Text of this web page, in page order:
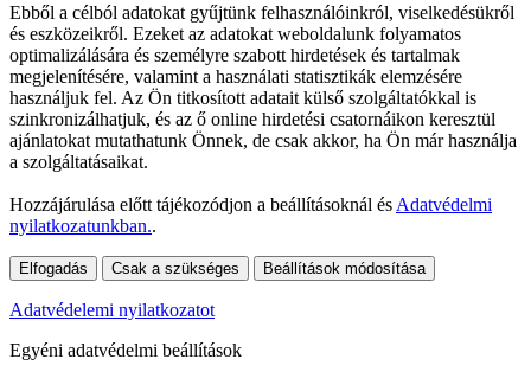
Ebből a célból adatokat gyűjtünk felhasználóinkról, viselkedésükről
és eszközeikről. Ezeket az adatokat weboldalunk folyamatos
optimalizálására és személyre szabott hirdetések és tartalmak
megjelenítésére, valamint a használati statisztikák elemzésére
használjuk fel. Az Ön titkosított adatait külső szolgáltatókkal is
szinkronizálhatjuk, és az ő online hirdetési csatornáikon keresztül
ajánlatokat mutathatunk Önnek, de csak akkor, ha Ön már használja
a szolgáltatásaikat.
Hozzájárulása előtt tájékozódjon a beállításoknál és Adatvédelmi
nyilatkozatunkban..
Elfogadás Csak a szükséges Beállítások módosítása
Adatvédelemi nyilatkozatot
Egyéni adatvédelmi beállítások